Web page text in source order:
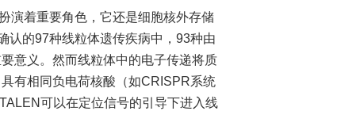
着重要角色，它还是细胞核外存储
认的97种线粒体遗传疾病中，93种由
意义。然而线粒体中的电子传递将质
有相同负电荷核酸（如CRISPR系统
可以在定位信号的引导下进入线